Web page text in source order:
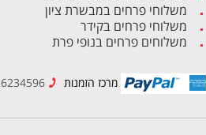
משלוחי פרחים במבשרת ציון
משלוחי פרחים בקידר
משלוחים פרחים בנופי פרת
מרכז הזמנות 02-6234596